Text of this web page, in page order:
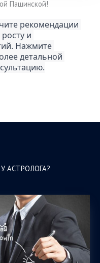
Пашинской!
рекомендации
и
Нажмите
детальной
АСТРОЛОГА?